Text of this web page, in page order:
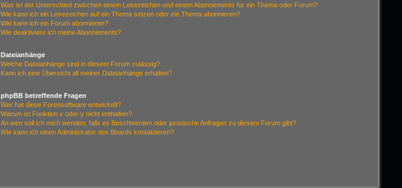
Was ist der Unterschied zwischen einem Lesezeichen und einem Abonnements für ein Thema oder Forum?
Wie kann ich ein Lesezeichen auf ein Thema setzen oder ein Thema abonnieren?
Wie kann ich ein Forum abonnieren?
Wie deaktiviere ich meine Abonnements?
Dateianhänge
Welche Dateianhänge sind in diesem Forum zulässig?
Kann ich eine Übersicht all meiner Dateianhänge erhalten?
phpBB betreffende Fragen
Wer hat diese Forensoftware entwickelt?
Warum ist Funktion x oder y nicht enthalten?
An wen soll ich mich wenden, falls es Beschwerden oder juristische Anfragen zu diesem Forum gibt?
Wie kann ich einen Administrator des Boards kontaktieren?